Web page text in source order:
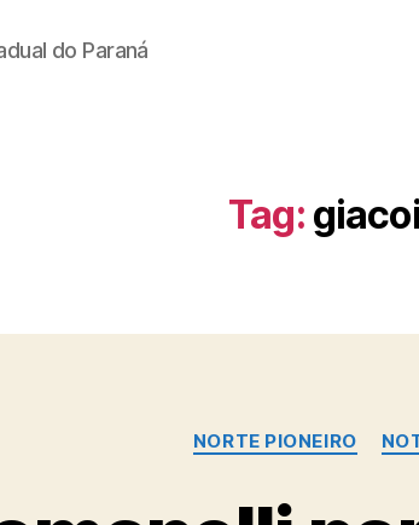
do Paraná
Tag:
NORTE PIONEIRO